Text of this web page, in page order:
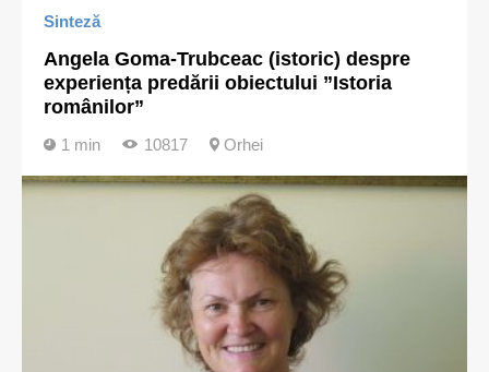
Sinteză
Angela Goma-Trubceac (istoric) despre
experiența predării obiectului ”Istoria
românilor”
1 min 10817 Orhei